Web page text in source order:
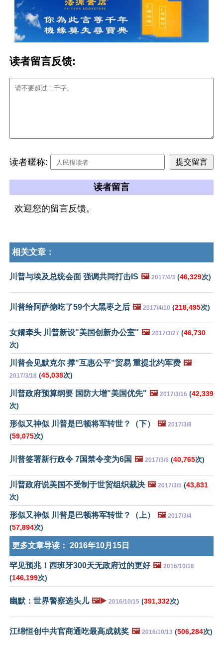
读者留言反馈:
读者暱称:
读者留言
欢迎您的留言反馈。
相关文章：
川普与埃及总统会面 强调共同打击IS 🖼️ 2017/4/3 (46,329次)
川普给阿萨德吃了59个大黑枣之后 🖼️ 2017/4/10 (218,495次)
女婿牵头 川普新设"美国创新办公室" 🖼️ 2017/3/27 (46,730
次)
川普会见默克尔 撑"互惠公平"贸易 重提北约军费 🖼️
2017/3/18 (45,038次)
川普政府预算纲要 国防大增"美国优先" 🖼️ 2017/3/16 (42,339
次)
形似又神似 川普是巴顿将军转世？（下） 🖼️ 2017/3/8
(59,075次)
川普签署新行政令 7国禁令变为6国 🖼️ 2017/3/6 (40,765次)
川普政府说美国不受制于世贸组织裁决 🖼️ 2017/3/5 (43,831
次)
形似又神似 川普是巴顿将军转世？（上） 🖼️ 2017/3/4
(57,894次)
更多文章导读： 2016年10月15日
罕见预兆！西班牙300天无政府过的更好 🖼️ 2016/10/16
(146,199次)
幽默：世界警察选头儿 🖼️▶️ 2016/10/15 (391,332次)
江绵恒创中共官商通吃最高成就奖 🖼️ 2016/10/13 (506,284次)